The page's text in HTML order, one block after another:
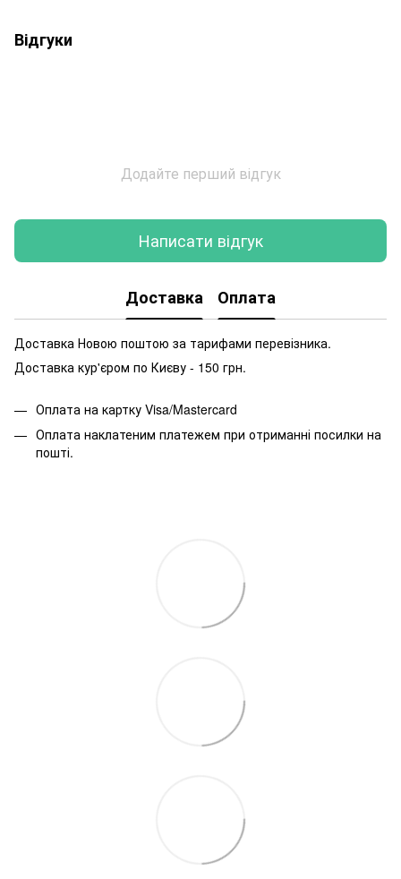
Відгуки
Додайте перший відгук
Написати відгук
Доставка Оплата
Доставка Новою поштою за тарифами перевізника.
Доставка кур'єром по Києву - 150 грн.
Оплата на картку Visa/Mastercard
Оплата наклатеним платежем при отриманні посилки на
пошті.